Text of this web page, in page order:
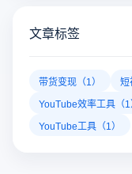
文章标签
带货变现（1） 短
YouTube效率工具（1
YouTube工具（1）